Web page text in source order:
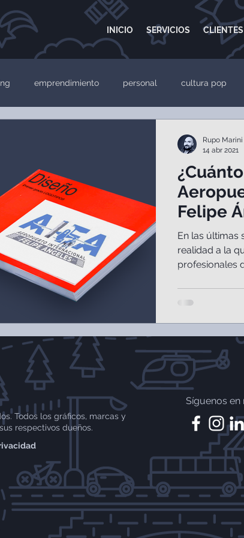
INICIO SERVICIOS CLIENTES
emprendimiento personal cultura pop
IA
Felipe
En las últimas
realidad a la
profesionales
Rupo Marini
14 abr 2021
Todos los gráficos, marcas y
respectivos dueños.
Síguenos en